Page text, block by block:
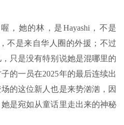
喔，她的林，是Hayashi，不是
不是来自华人圈的外援；不过
只是没有特别说她是混哪里的
的一员在2025年的最后连续出
的这位新人也是来势汹汹，因
是宛如从童话里走出来的神秘